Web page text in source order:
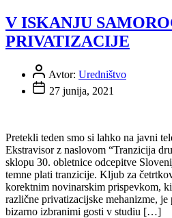
V ISKANJU
PRIVATIZACIJE
Avtor: Uredništvo
27 junija, 2021
Pretekli teden smo si lahko na javni
Ekstravisor z naslovom “Tranzicija
sklopu 30. obletnice odcepitve
temne plati tranzicije. Kljub za
korektnim novinarskim prispevkom,
različne privatizacijske mehanizme, je
bizarno izbranimi gosti v studiu […]